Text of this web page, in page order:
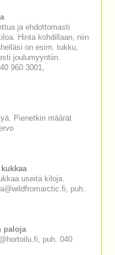
ja ehdottomasti
Hinta kohdillaan, niin
on esim. tukku,
joulumyyntiin.
960 3001,
Pienetkin määrät
useita kiloja.
puh.
paloja
puh. 040